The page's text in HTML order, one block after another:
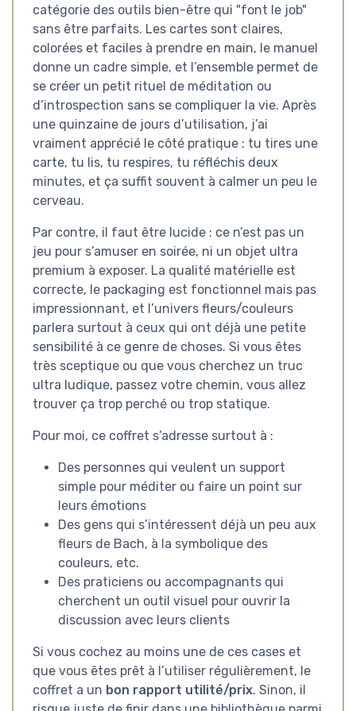
catégorie des outils bien-être qui "font le job"
sans être parfaits. Les cartes sont claires,
colorées et faciles à prendre en main, le manuel
donne un cadre simple, et l’ensemble permet de
se créer un petit rituel de méditation ou
d’introspection sans se compliquer la vie. Après
une quinzaine de jours d’utilisation, j’ai
vraiment apprécié le côté pratique : tu tires une
carte, tu lis, tu respires, tu réfléchis deux
minutes, et ça suffit souvent à calmer un peu le
cerveau.
Par contre, il faut être lucide : ce n’est pas un
jeu pour s’amuser en soirée, ni un objet ultra
premium à exposer. La qualité matérielle est
correcte, le packaging est fonctionnel mais pas
impressionnant, et l’univers fleurs/couleurs
parlera surtout à ceux qui ont déjà une petite
sensibilité à ce genre de choses. Si vous êtes
très sceptique ou que vous cherchez un truc
ultra ludique, passez votre chemin, vous allez
trouver ça trop perché ou trop statique.
Pour moi, ce coffret s’adresse surtout à :
Des personnes qui veulent un support
simple pour méditer ou faire un point sur
leurs émotions
Des gens qui s’intéressent déjà un peu aux
fleurs de Bach, à la symbolique des
couleurs, etc.
Des praticiens ou accompagnants qui
cherchent un outil visuel pour ouvrir la
discussion avec leurs clients
Si vous cochez au moins une de ces cases et
que vous êtes prêt à l’utiliser régulièrement, le
coffret a un bon rapport utilité/prix. Sinon, il